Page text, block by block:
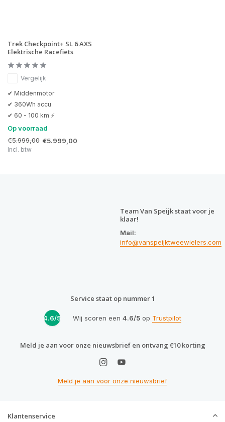
Trek Checkpoint+ SL 6 AXS
Elektrische Racefiets
Vergelijk
✔ Middenmotor
✔ 360Wh accu
✔ 60 - 100 km ⚡
Op voorraad
€5.999,00 €5.999,00
Incl. btw
Team Van Speijk staat voor je
klaar!
Mail:
info@vanspeijktweewielers.com
Service staat op nummer 1
4.6/5 Wij scoren een 4.6/5op Trustpilot
Meld je aan voor onze nieuwsbrief en ontvang €10 korting
Meld je aan voor onze nieuwsbrief
Klantenservice